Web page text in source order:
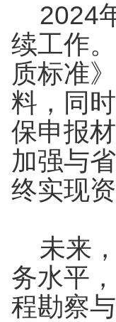
2024
续工作
质标准
料，同
保申报
加强与
终实现
未来，
务水平
程勘察